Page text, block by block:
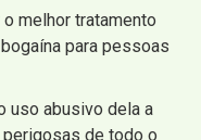
melhor tratamento
para pessoas
uso abusivo dela a
de todo o